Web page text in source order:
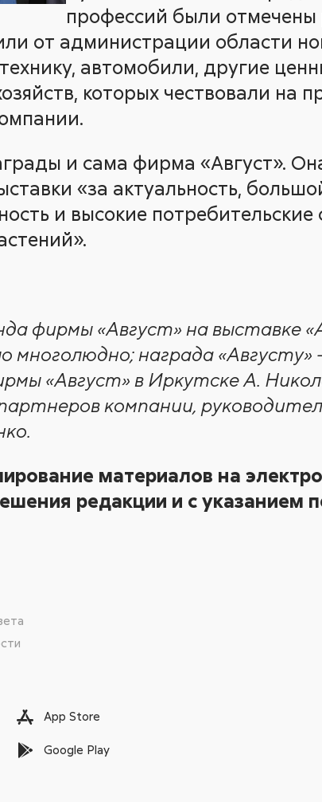
профессий были
от администрации области
автомобили, другие
которых чествовали на
и сама фирма «Август».
«за актуальность,
и высокие потребительские
фирмы «Август» на выставке
многолюдно; награда
«Август» в Иркутске А.
компании,
материалов на
редакции и с указанием
App Store
Google Play